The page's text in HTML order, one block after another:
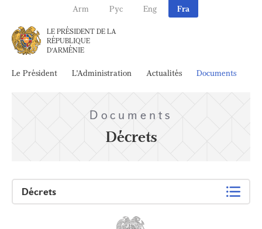
Arm Рус Eng Fra
LE PRÉSIDENT DE LA
RÉPUBLIQUE
D'ARMÉNIE
Le Président L'Administration Actualités Documents
Documents
Décrets
Décrets